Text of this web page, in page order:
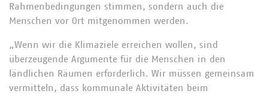
Rahmenbedingungen stimmen, sondern auch die
Menschen vor Ort mitgenommen werden.
„Wenn wir die Klimaziele erreichen wollen, sind
überzeugende Argumente für die Menschen in den
ländlichen Räumen erforderlich. Wir müssen gemeinsam
vermitteln, dass kommunale Aktivitäten beim